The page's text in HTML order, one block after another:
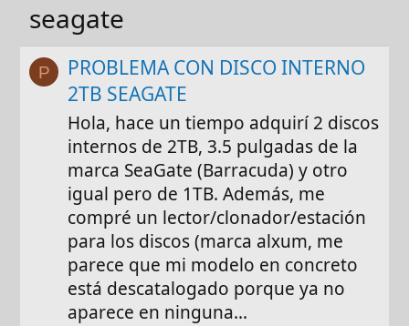
seagate
P
PROBLEMA CON DISCO INTERNO
2TB SEAGATE
Hola, hace un tiempo adquirí 2 discos
internos de 2TB, 3.5 pulgadas de la
marca SeaGate (Barracuda) y otro
igual pero de 1TB. Además, me
compré un lector/clonador/estación
para los discos (marca alxum, me
parece que mi modelo en concreto
está descatalogado porque ya no
aparece en ninguna...